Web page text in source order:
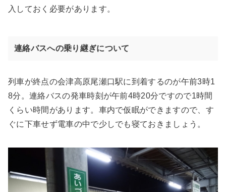
入しておく必要があります。
連絡バスへの乗り継ぎについて
列車が終点の会津高原尾瀬口駅に到着するのが午前3時1
8分。連絡バスの発車時刻が午前4時20分ですので1時間
くらい時間があります。車内で仮眠ができますので、す
ぐに下車せず電車の中で少しでも寝ておきましょう。